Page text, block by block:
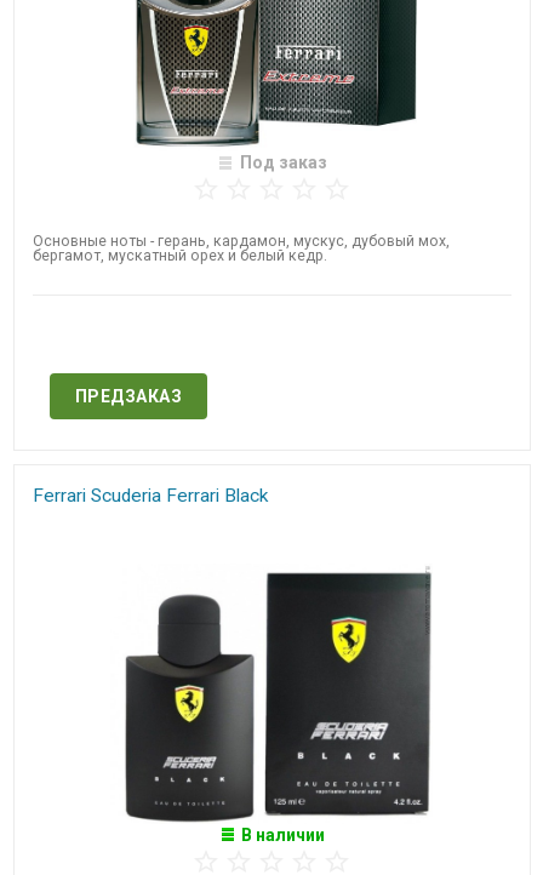
Под заказ
Основные ноты - герань, кардамон, мускус, дубовый мох,
бергамот, мускатный орех и белый кедр.
ПРЕДЗАКАЗ
Ferrari ​Scuderia Ferrari Black
В наличии